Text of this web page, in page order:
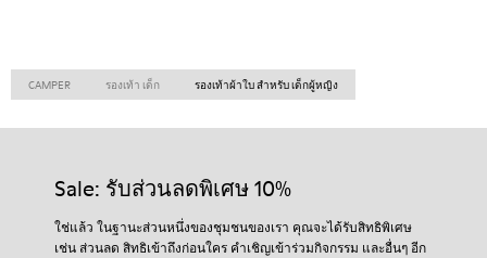
CAMPER รองเท้า เด็ก รองเท้าผ้าใบ สำหรับ เด็กผู้หญิง
Sale: รับส่วนลดพิเศษ 10%
ใช่แล้ว ในฐานะส่วนหนึ่งของชุมชนของเรา คุณจะได้รับสิทธิพิเศษ
เช่น ส่วนลด สิทธิเข้าถึงก่อนใคร คำเชิญเข้าร่วมกิจกรรม และอื่นๆ อีก